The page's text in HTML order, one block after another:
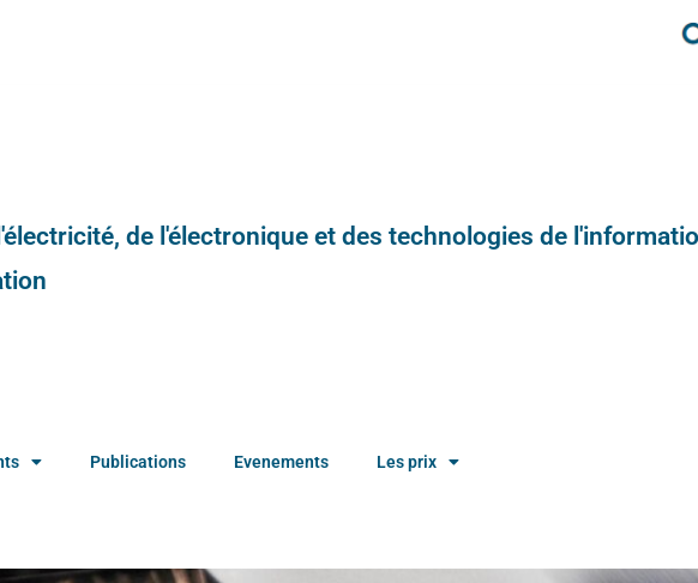
de l'électronique et des technologies de
Publications Evenements Les prix